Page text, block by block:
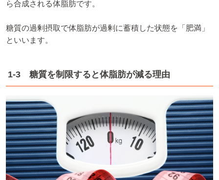
ら合成される体脂肪です。
糖質の過剰摂取で体脂肪が過剰に蓄積した状態を「肥満」
といいます。
1-3 糖質を制限すると体脂肪が減る理由